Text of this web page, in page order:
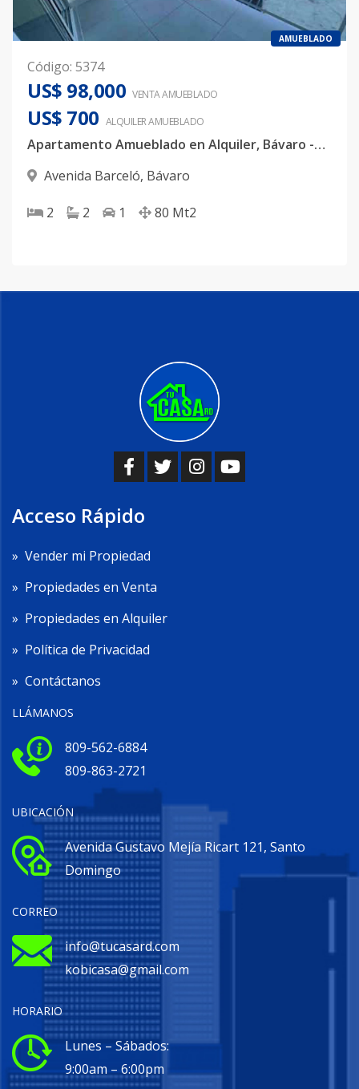
AMUEBLADO
Código: 5374
US$ 98,000 VENTA AMUEBLADO
US$ 700 ALQUILERAMUEBLADO
Apartamento Amueblado en Alquiler, Bávaro -Punta Cana.
Avenida Barceló, Bávaro
2 2 1 80 Mt2
Acceso Rápido
» Vender mi Propiedad
» Propiedades en Venta
» Propiedades en Alquiler
» Política de Privacidad
» Contáctanos
LLÁMANOS
809-562-6884
809-863-2721
UBICACIÓN
Avenida Gustavo Mejía Ricart 121, Santo
Domingo
CORREO
info@tucasard.com
kobicasa@gmail.com
HORARIO
Lunes – Sábados:
9:00am – 6:00pm